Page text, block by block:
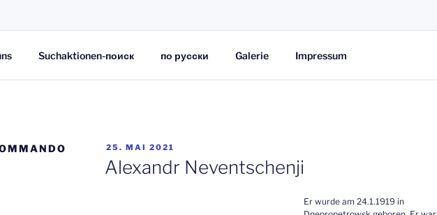
Suchaktionen-поиск по русски Galerie Impressum
VERÖFFENTLICHT
AM
25. MAI 2021
Alexandr Neventschenji
Er wurde am 24.1.1919 in